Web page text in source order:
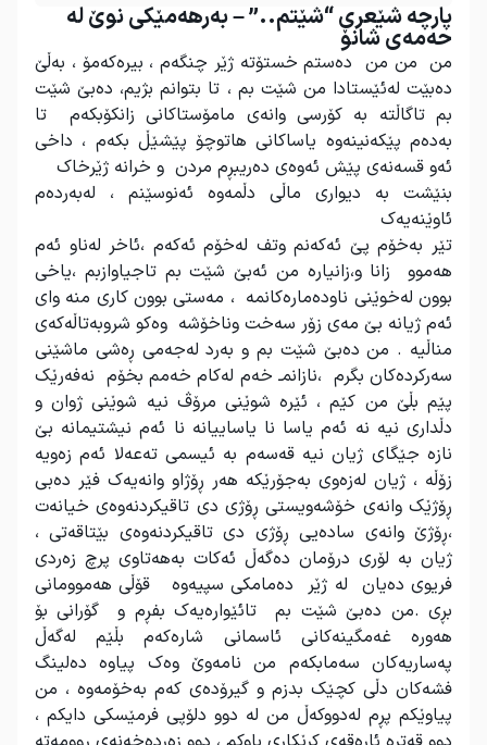
پارچە شێعری “شێتم..” – بەرهەمێکی نوێ لە
حەمەی شانۆ
من من من دەستم خستۆتە ژێر چنگەم ، بیرەکەمۆ ، بەڵێ
دەبێت لەئێستادا من شێت بم ، تا بتوانم بژیم، دەبێ شێت
بم تاگاڵتە بە کۆرسی وانەی مامۆستاکانی زانکۆبکەم تا
بەدەم پێکەنینەوە یاساکانی هاتوچۆ پێشێڵ بکەم ، داخی
ئەو قسەنەی پێش ئەوەی دەریبڕم مردن و خرانە ژێرخاک
بنێشت بە دیواری ماڵی دڵمەوە ئەنوسێنم ، لەبەردەم
ئاوێنەیەک
تێر بەخۆم پێ ئەکەنم وتف لەخۆم ئەکەم ،ئاخر لەناو ئەم
هەموو زانا و،زانیارە من ئەبێ شێت بم تاجیاوازبم ،یاخی
بوون لەخوێنی ناودەمارەکانمە ، مەستی بوون کاری منە وای
ئەم ژیانە بێ مەی زۆر سەخت وناخۆشە وەکو شروبەتاڵەکەی
مناڵیە . من دەبێ شێت بم و بەرد لەجەمی ڕەشی ماشێنی
سەرکردەکان بگرم ،نازانمـ خەم لەکام خەمم بخۆم نەفەرێک
پێم بڵێ من کێم ، ئێرە شوێنی مرۆڤ نیە شوێنی ژوان و
دڵداری نیە نە ئەم یاسا نا یاساییانە نا ئەم نیشتیمانە بێ
نازە جێگای ژیان نیە قەسەم بە ئیسمی تەعەلا ئەم زەویە
زۆڵە ، ژیان لەزەوی بەجۆرێکە هەر ڕۆژاو وانەیەک فێر دەبی
ڕۆژێک وانەی خۆشەویستی ڕۆژی دی تاقیکردنەوەی خیانەت
،ڕۆژێ وانەی سادەیی ڕۆژی دی تاقیکردنەوەی بێتاقەتی ،
ژیان بە لۆری درۆمان دەگەڵ ئەکات بەهەتاوی پرچ زەردی
فریوی دەیان لە ژێر دەمامکی سپیەوە قۆڵی هەموومانی
بڕی .من دەبێ شێت بم تائێوارەیەک بفڕم و گۆرانی بۆ
هەورە غەمگینەکانی ئاسمانی شارەکەم بڵێم لەگەڵ
پەساریەکان سەمابکەم من نامەوێ وەک پیاوە دەلینگ
فشەکان دڵی کچێک بدزم و گیرۆدەی کەم بەخۆمەوە ، من
پیاوێکم پڕم لەدووکەڵ من لە دوو دلۆپی فرمێسکی دایکم ،